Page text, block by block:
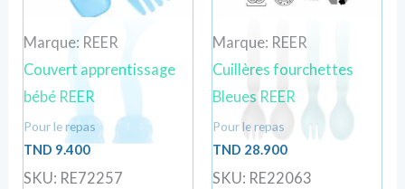
Marque: REER
Couvert apprentissage
bébé REER
Pour le repas
TND 9.400
SKU: RE72257
Marque: REER
Cuillères fourchettes
Bleues REER
Pour le repas
TND 28.900
SKU: RE22063